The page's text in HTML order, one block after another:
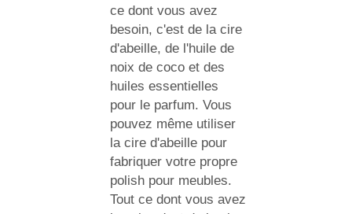
ce dont vous avez
besoin, c'est de la cire
d'abeille, de l'huile de
noix de coco et des
huiles essentielles
pour le parfum. Vous
pouvez même utiliser
la cire d'abeille pour
fabriquer votre propre
polish pour meubles.
Tout ce dont vous avez